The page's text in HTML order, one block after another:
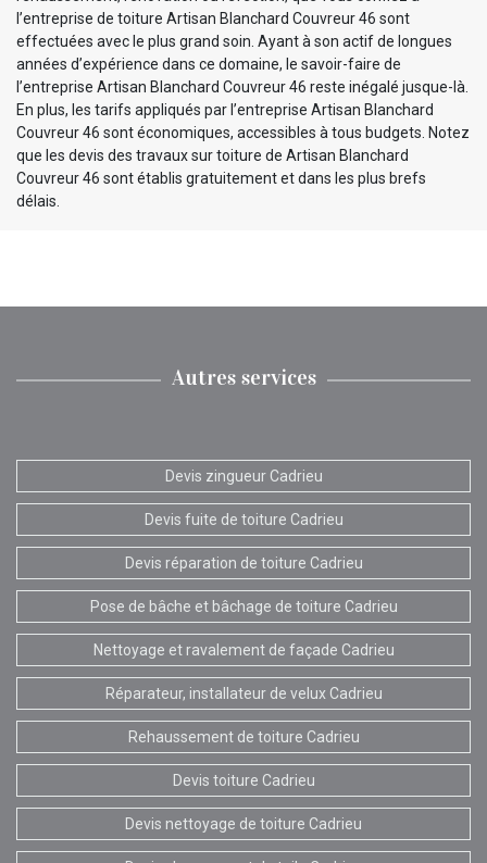
l’entreprise de toiture Artisan Blanchard Couvreur 46 sont
effectuées avec le plus grand soin. Ayant à son actif de longues
années d’expérience dans ce domaine, le savoir-faire de
l’entreprise Artisan Blanchard Couvreur 46 reste inégalé jusque-là.
En plus, les tarifs appliqués par l’entreprise Artisan Blanchard
Couvreur 46 sont économiques, accessibles à tous budgets. Notez
que les devis des travaux sur toiture de Artisan Blanchard
Couvreur 46 sont établis gratuitement et dans les plus brefs
délais.
Autres services
Devis zingueur Cadrieu
Devis fuite de toiture Cadrieu
Devis réparation de toiture Cadrieu
Pose de bâche et bâchage de toiture Cadrieu
Nettoyage et ravalement de façade Cadrieu
Réparateur, installateur de velux Cadrieu
Rehaussement de toiture Cadrieu
Devis toiture Cadrieu
Devis nettoyage de toiture Cadrieu